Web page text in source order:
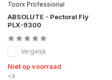
Toorx Professional
ABSOLUTE - Pectoral Fly
PLX-9300
Vergelijk
Niet op voorraad
<a